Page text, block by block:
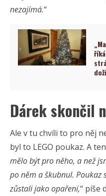
nezajímá.“
Dárek skončil
Ale v tu chvíli to pro něj
byl to LEGO poukaz. A
mělo být pro něho, a než
po něm a škubnul. Poukaz
zůstali jako opaření,“ píše